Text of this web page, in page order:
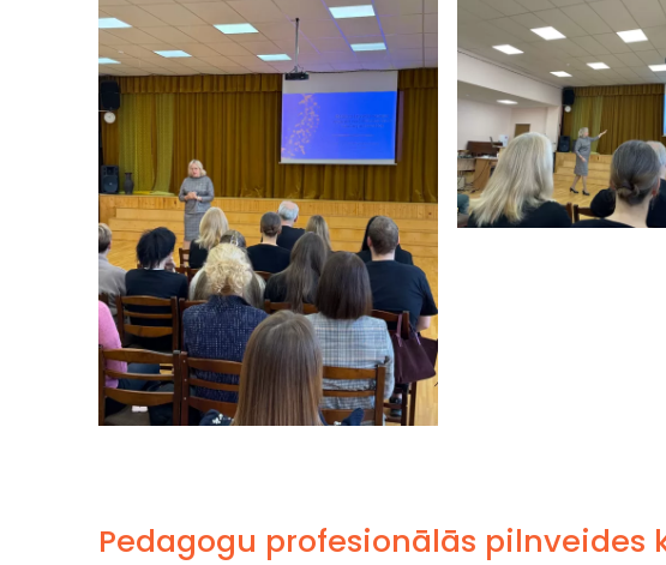
Pedagogu profesionālās pilnveides